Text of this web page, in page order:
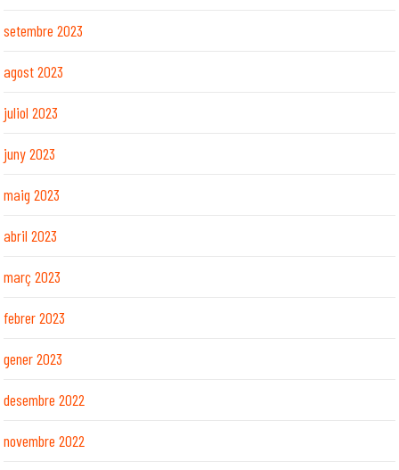
setembre 2023
agost 2023
juliol 2023
juny 2023
maig 2023
abril 2023
març 2023
febrer 2023
gener 2023
desembre 2022
novembre 2022